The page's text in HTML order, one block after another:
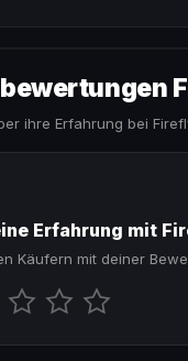
ihre Erfahrung bei
Erfahrung mit
Käufern mit deiner